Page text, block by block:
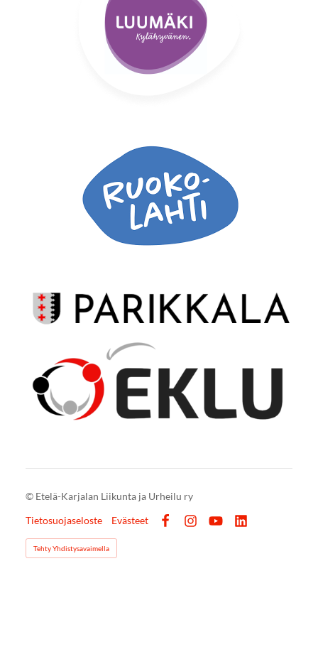
© Etelä-Karjalan Liikunta ja Urheilu ry
Tietosuojaseloste
Evästeet
Tehty Yhdistysavaimella